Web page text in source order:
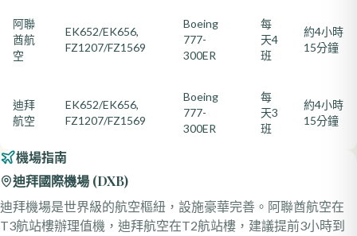
阿聯
酋航
空
EK652/EK656,
FZ1207/FZ1569
Boeing
777-
300ER
每
天4
班
約4小時
15分鐘
迪拜
航空
EK652/EK656,
FZ1207/FZ1569
Boeing
777-
300ER
每
天3
班
約4小時
15分鐘
機場指南
迪拜國際機場 (DXB)
迪拜機場是世界級的航空樞紐，設施豪華完善。阿聯酋航空在
T3航站樓辦理值機，迪拜航空在T2航站樓，建議提前3小時到